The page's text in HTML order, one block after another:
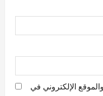
الإلكتروني في